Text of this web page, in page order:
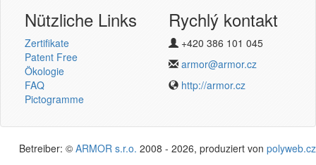
Termotransferové pásky
v novém e-shopu
Nützliche Links
Zertifikate
Patent Free
Ökologie
FAQ
Pictogramme
Rychlý kontakt
+420 386 101 045
armor@armor.cz
http://armor.cz
Betreiber: © ARMOR s.r.o. 2008 - 2026, produziert von polyweb.cz